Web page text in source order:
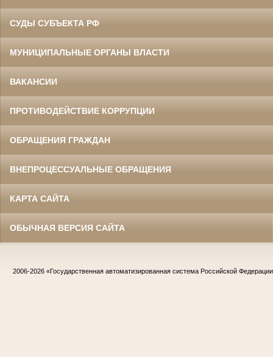
СУДЫ СУБЪЕКТА РФ
МУНИЦИПАЛЬНЫЕ ОРГАНЫ ВЛАСТИ
ВАКАНСИИ
ПРОТИВОДЕЙСТВИЕ КОРРУПЦИИ
ОБРАЩЕНИЯ ГРАЖДАН
ВНЕПРОЦЕССУАЛЬНЫЕ ОБРАЩЕНИЯ
КАРТА САЙТА
ОБЫЧНАЯ ВЕРСИЯ САЙТА
2006-2026 «Государственная автоматизированная система Российской